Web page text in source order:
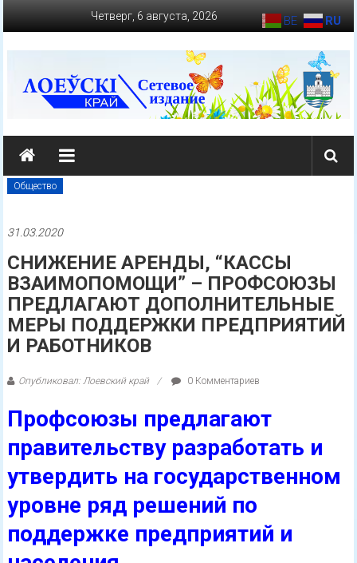
Четверг, 6 августа, 2026
loevkraj.by
Еженедельная
районная
газета
Общество
31.03.2020
СНИЖЕНИЕ АРЕНДЫ, “КАССЫ
ВЗАИМОПОМОЩИ” – ПРОФСОЮЗЫ
ПРЕДЛАГАЮТ ДОПОЛНИТЕЛЬНЫЕ
МЕРЫ ПОДДЕРЖКИ ПРЕДПРИЯТИЙ
И РАБОТНИКОВ
Опубликовал: Лоевский край 0 Комментариев
Профсоюзы предлагают
правительству разработать и
утвердить на государственном
уровне ряд решений по
поддержке предприятий и
BE RU